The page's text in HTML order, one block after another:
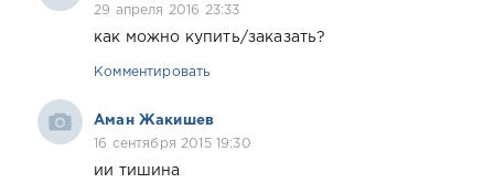
29 апреля 2016 23:33
как можно купить/заказать?
Комментировать
Аман Жакишев
16 сентября 2015 19:30
ии тишина